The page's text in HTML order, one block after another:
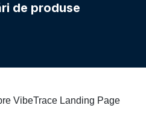
de produse
VibeTrace Landing Page